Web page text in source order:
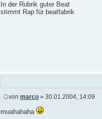
In der Rubrik guter Beat
stimmt Rap für beatfabrik
von marco » 30.01.2004, 14:09
muahahaha